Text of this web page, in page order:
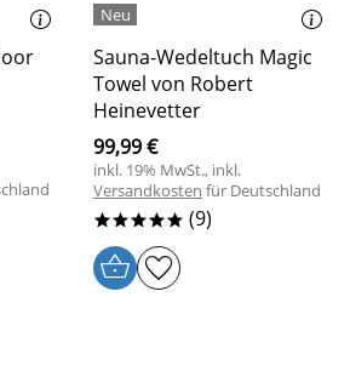
Sauna-Wedeltuch Magic
Towel von Robert
Heinevetter
99,99 €
inkl. 19% MwSt., inkl.
Versandkosten für Deutschland
***** (9)